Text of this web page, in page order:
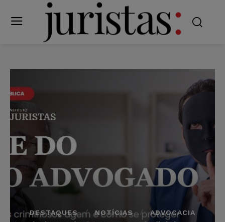
DESTAQUES NOTÍCIAS ADVOCACIA